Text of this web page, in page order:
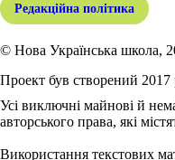
Редакційна політика
© Нова Українська школа,
Проект був створений 2017
Усі виключні майнові й
авторського права, які
Використання текстових